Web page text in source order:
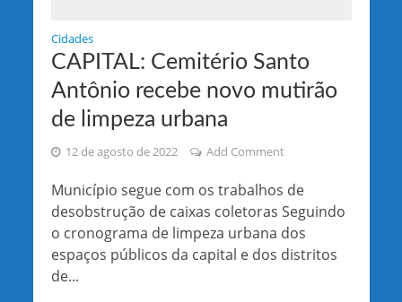
Cidades
CAPITAL: Cemitério Santo
Antônio recebe novo mutirão
de limpeza urbana
12 de agosto de 2022 Add Comment
Município segue com os trabalhos de
desobstrução de caixas coletoras Seguindo
o cronograma de limpeza urbana dos
espaços públicos da capital e dos distritos
de...